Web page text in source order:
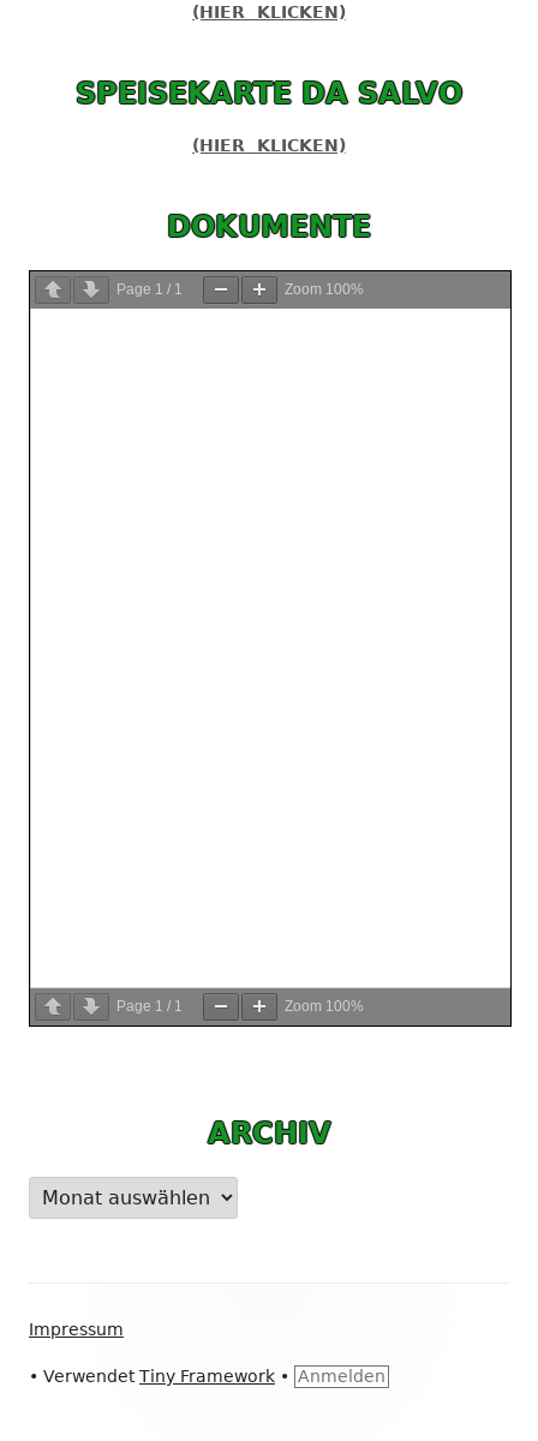
(HIER KLICKEN)
SPEISEKARTE DA SALVO
(HIER KLICKEN)
DOKUMENTE
Page 1 / 1 Zoom 100%
Page 1 / 1 Zoom 100%
ARCHIV
Archiv
Inhalt
Impressum
• VerwendetTiny Framework • Anmelden